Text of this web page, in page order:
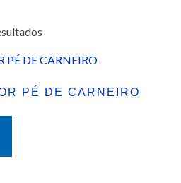
PÉ DE CARNEIRO